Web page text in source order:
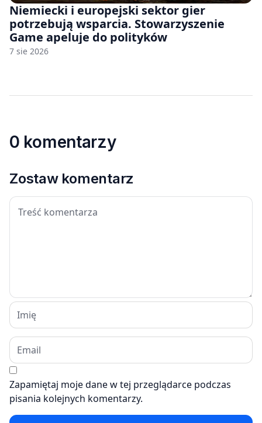
Niemiecki i europejski sektor gier
potrzebują wsparcia. Stowarzyszenie
Game apeluje do polityków
7 sie 2026
0 komentarzy
Zostaw komentarz
Zapamiętaj moje dane w tej przeglądarce podczas
pisania kolejnych komentarzy.